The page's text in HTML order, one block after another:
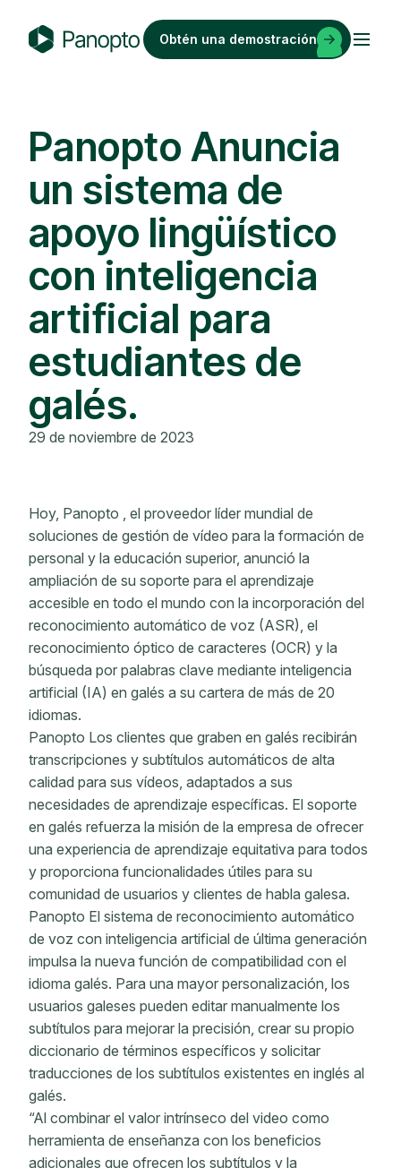
o
p
o
Obtén una demostración
Panopto Anuncia
un sistema de
apoyo lingüístico
con inteligencia
artificial para
estudiantes de
galés.
29 de noviembre de 2023
Hoy, Panopto , el proveedor líder mundial de
soluciones de gestión de vídeo para la formación de
personal y la educación superior, anunció la
ampliación de su soporte para el aprendizaje
accesible en todo el mundo con la incorporación del
reconocimiento automático de voz (ASR), el
reconocimiento óptico de caracteres (OCR) y la
búsqueda por palabras clave mediante inteligencia
artificial (IA) en galés a su cartera de más de 20
idiomas.
Panopto Los clientes que graben en galés recibirán
transcripciones y subtítulos automáticos de alta
calidad para sus vídeos, adaptados a sus
necesidades de aprendizaje específicas. El soporte
en galés refuerza la misión de la empresa de ofrecer
una experiencia de aprendizaje equitativa para todos
y proporciona funcionalidades útiles para su
comunidad de usuarios y clientes de habla galesa.
Panopto El sistema de reconocimiento automático
de voz con inteligencia artificial de última generación
impulsa la nueva función de compatibilidad con el
idioma galés. Para una mayor personalización, los
usuarios galeses pueden editar manualmente los
subtítulos para mejorar la precisión, crear su propio
diccionario de términos específicos y solicitar
traducciones de los subtítulos existentes en inglés al
galés.
“Al combinar el valor intrínseco del video como
herramienta de enseñanza con los beneficios
adicionales que ofrecen los subtítulos y la